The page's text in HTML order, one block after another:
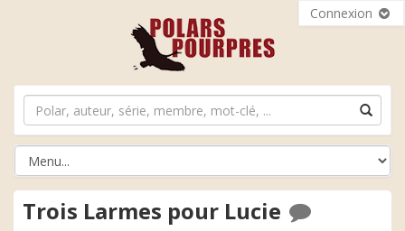
Connexion
Trois Larmes pour Lucie